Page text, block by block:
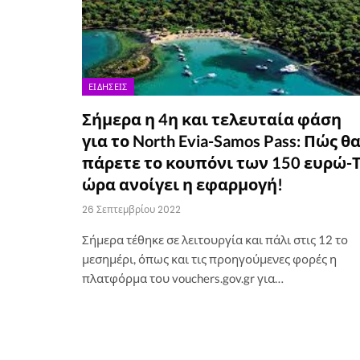
ΕΙΔΉΣΕΙΣ
Σήμερα η 4η και τελευταία φάση
για το North Evia-Samos Pass: Πώς θα
πάρετε το κουπόνι των 150 ευρώ-
ώρα ανοίγει η εφαρμογή!
26 Σεπτεμβρίου 2022
Σήμερα τέθηκε σε λειτουργία και πάλι στις 12 το
μεσημέρι, όπως και τις προηγούμενες φορές η
πλατφόρμα του vouchers.gov.gr για…